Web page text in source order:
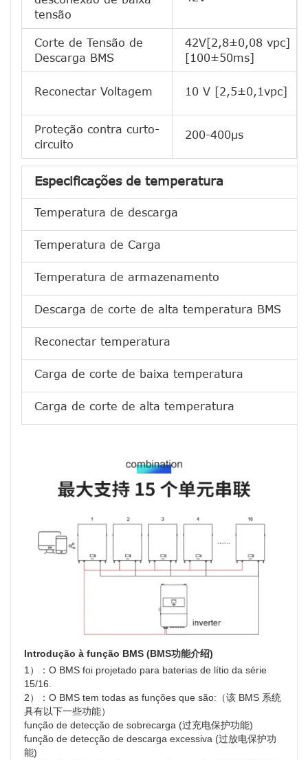
tensão
Corte de Tensão de
Descarga BMS
42V[2,8±0,08 vpc]
[100±50ms]
Reconectar Voltagem 10 V [2,5±0,1vpc]
Proteção contra curto-
circuito
200-400μs
Especificações de temperatura
Temperatura de descarga
Temperatura de Carga
Temperatura de armazenamento
Descarga de corte de alta temperatura BMS
Reconectar temperatura
Carga de corte de baixa temperatura
Carga de corte de alta temperatura
Introdução à função BMS (BMS功能介绍)
1）：O BMS foi projetado para baterias de lítio da série
15/16.
2）：O BMS tem todas as funções que são:（该 BMS 系统
具有以下一些功能）
função de detecção de sobrecarga (过充电保护功能)
função de detecção de descarga excessiva (过放电保护功
能)